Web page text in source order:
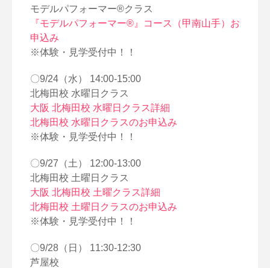
モデルパフォーマー®クラス
『モデルパフォーマー®』コース（甲南山手）お
申込み
※体験・見学受付中！！
〇9/24（水） 14:00-15:00
北梅田校 水曜日クラス
大阪 北梅田校 水曜日クラス詳細
北梅田校 水曜日クラスのお申込み
※体験・見学受付中！！
〇9/27（土） 12:00-13:00
北梅田校 土曜日クラス
大阪 北梅田校 土曜クラス詳細
北梅田校 土曜日クラスのお申込み
※体験・見学受付中！！
〇9/28（日） 11:30-12:30
芦屋校